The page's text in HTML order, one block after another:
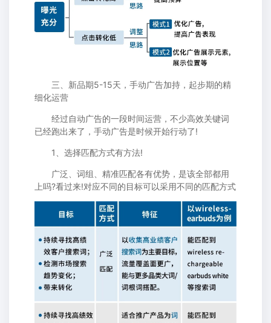
三、新品期5-15天，手动广告加持，起步期的精
细化运营
经过自动广告的一段时间运营，不少高效关键词
已经跑出来了，手动广告是时候开始行动了!
1、选择匹配方式有方法!
广泛、词组、精准匹配各有优势，是该全部都用
上吗?看过来!对应不同的目标可以采用不同的匹配方式